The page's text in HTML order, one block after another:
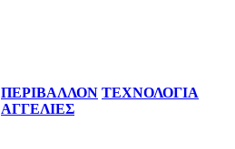
ΠΕΡΙΒΑΛΛΟΝ ΤΕΧΝΟΛΟΓΙΑ
ΑΓΓΕΛΙΕΣ